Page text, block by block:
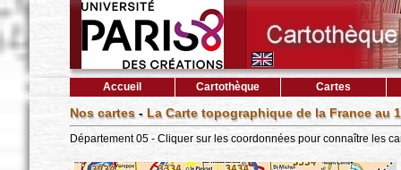
Accueil Cartothèque Cartes
Nos cartes- La Carte topographique de la France au
Département 05 - Cliquer sur les coordonnées pour connaître les